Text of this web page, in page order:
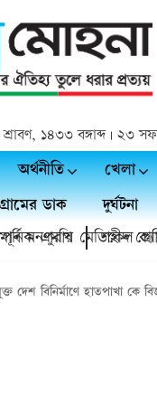
১৪৩৩ বঙ্গাব্দ | ২৩
অর্থনীতি খেলা
ডাক দুর্ঘটনা
এমপি শহীদ
মেডিকেল ক্যাম্প
দেশ বিনির্মাণে হাতপাখা কে